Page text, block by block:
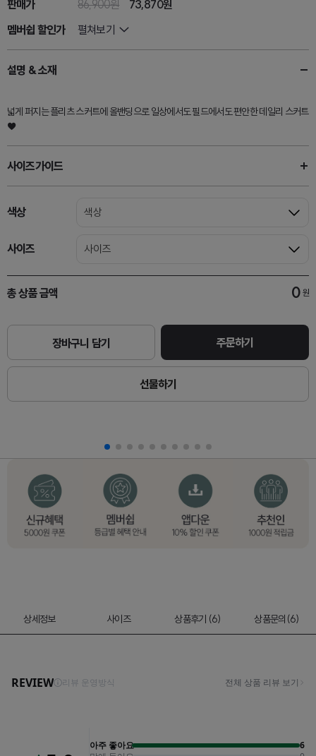
판매가 86,900원 73,870원
멤버쉽 할인가
펼쳐보기
설명 & 소재
넓게 퍼지는 플리츠 스커트에 올밴딩으로 일상에서도 필드에서도 편안한 데일리 스커트
♥
사이즈가이드
색상 색상
사이즈 사이즈
총 상품 금액 0 원
장바구니 담기 주문하기
선물하기
상세정보 사이즈 상품후기 (6) 상품문의(6)